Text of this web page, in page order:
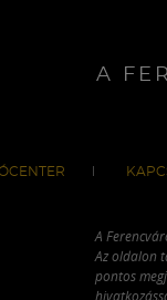
A
A
Az oldalon
pontos